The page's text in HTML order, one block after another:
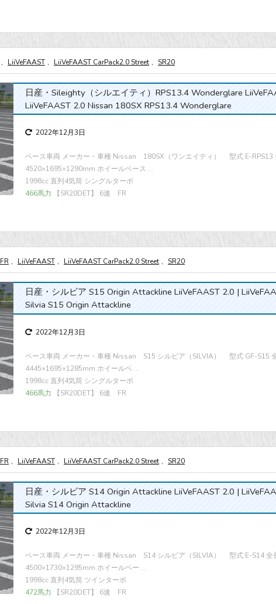
, LiiVeFAAST , LiiVeFAAST CarPack2.0 Street , SR20
日産・Sileighty（シルエイティ）RPS13.4 Wonderglare
LiiVeFAAST 2.0 Nissan 180SX RPS13.4 Wonderglare
2022年12月3日
ベース車両 メーカー・車種 Nissan 180SX（ワンエイティ） 型式 E-RPS13
4520×1695×1290mm ホイールベース ...
1998cc 直列4気筒 シングルターボ
466馬力 【SR20DET】 6速 FR
FR , LiiVeFAAST , LiiVeFAAST CarPack2.0 Street , SR20
日産・シルビア S15 Origin Attackline LiiVeFAAST 2.0 |
Silvia S15 Origin Attackline
2022年12月3日
ベース車両 メーカー・車種 Nissan S15 シルビア（SILVIA） 型式 GF-S15
4445×1695×1285mm ホイールベ ...
1998cc 直列4気筒 シングルターボ
466馬力 【SR20DET】 6速 FR
FR , LiiVeFAAST , LiiVeFAAST CarPack2.0 Street , SR20
日産・シルビア S14 Origin Attackline LiiVeFAAST 2.0 |
Silvia S14 Origin Attackline
2022年12月3日
ベース車両 メーカー・車種 Nissan S14 シルビア（SILVIA） 型式 E-S14 全
4500×1730×1295mm ホイールベー ...
1998cc 直列4気筒 ツインターボ
472馬力 【SR20DET】 6速 FR